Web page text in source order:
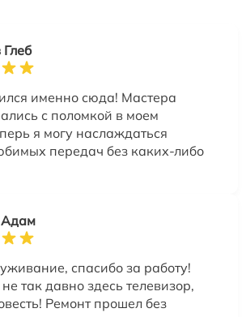
именно сюда! Мастера
с поломкой в моем
я могу наслаждаться
передач без каких-либо
Адам
спасибо за работу!
так давно здесь телевизор,
Ремонт прошел без